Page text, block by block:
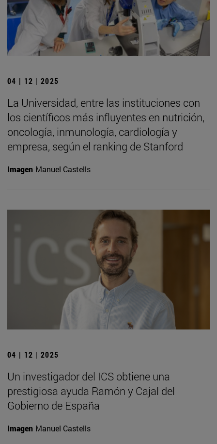
04 | 12 | 2025
La Universidad, entre las instituciones con
los científicos más influyentes en nutrición,
oncología, inmunología, cardiología y
empresa, según el ranking de Stanford
Imagen Manuel Castells
04 | 12 | 2025
Un investigador del ICS obtiene una
prestigiosa ayuda Ramón y Cajal del
Gobierno de España
Imagen Manuel Castells